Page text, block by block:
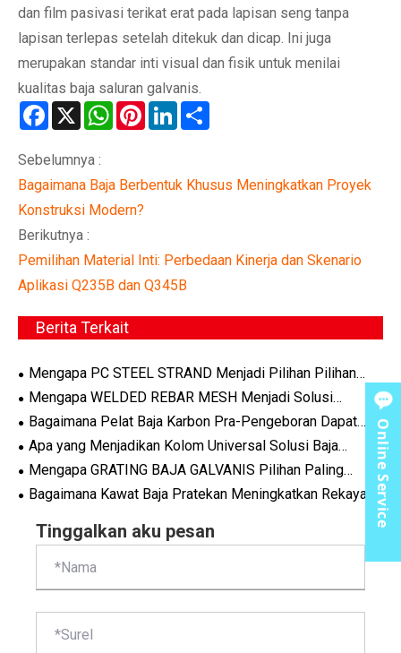
dan film pasivasi terikat erat pada lapisan seng tanpa
lapisan terlepas setelah ditekuk dan dicap. Ini juga
merupakan standar inti visual dan fisik untuk menilai
kualitas baja saluran galvanis.
Facebook
X WhatsAppPinterestLinkedIn
Sebelumnya :
Bagaimana Baja Berbentuk Khusus Meningkatkan Proyek
Konstruksi Modern?
Berikutnya :
Pemilihan Material Inti: Perbedaan Kinerja dan Skenario
Aplikasi Q235B dan Q345B
Berita Terkait
Mengapa PC STEEL STRAND Menjadi Pilihan Pilihan
untuk Aplikasi Beton Pratekan Modern
Mengapa WELDED REBAR MESH Menjadi Solusi
Penguatan Pilihan untuk Proyek Konstruksi Modern
Bagaimana Pelat Baja Karbon Pra-Pengeboran Dapat
Meningkatkan Efisiensi dan Presisi dalam Proyek Industri
Modern
Apa yang Menjadikan Kolom Universal Solusi Baja
Struktural Ideal untuk Proyek Konstruksi Modern
Mengapa GRATING BAJA GALVANIS Pilihan Paling
Cerdas untuk Lantai Industri dan Proyek Infrastruktur
Bagaimana Kawat Baja Pratekan Meningkatkan Rekayasa
Tinggalkan aku pesan
Online Service